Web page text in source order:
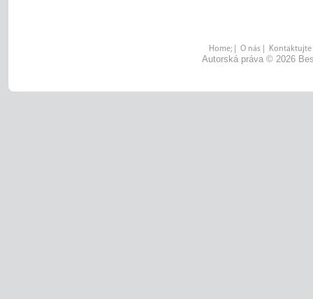
Home;| O nás Kontaktujte
Autorská práva © 2026